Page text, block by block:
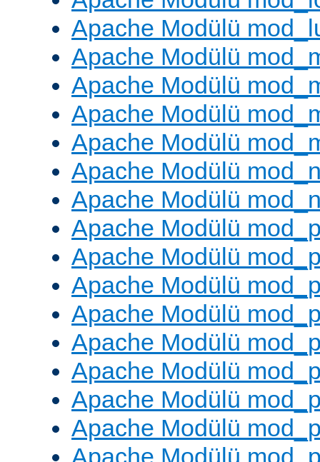
Apache Modülü
Apache Modülü
Apache Modülü
Apache Modülü
Apache Modülü
Apache Modülü
Apache Modülü
Apache Modülü
Apache Modülü
Apache Modülü
Apache Modülü
Apache Modülü
Apache Modülü
Apache Modülü
Apache Modülü
Apache Modülü